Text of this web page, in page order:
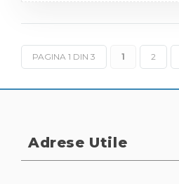
PAGINA 1 DIN 3 1 2
Adrese Utile